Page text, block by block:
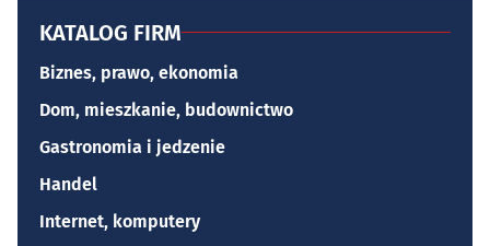
KATALOG FIRM
Biznes, prawo, ekonomia
Dom, mieszkanie, budownictwo
Gastronomia i jedzenie
Handel
Internet, komputery